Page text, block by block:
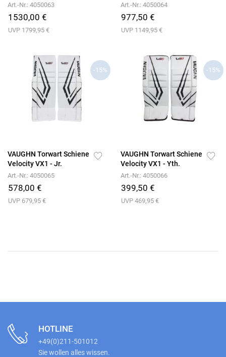
Art.-Nr.: 4050063
1530,00 €
UVP 1799,95 €
Art.-Nr.: 4050064
977,50 €
UVP 1149,95 €
-15%
VAUGHN Torwart Schiene
Velocity VX1 - Jr.
Art.-Nr.: 4050065
578,00 €
UVP 679,95 €
-15%
VAUGHN Torwart Schiene
Velocity VX1 - Yth.
Art.-Nr.: 4050066
399,50 €
UVP 469,95 €
HOTLINE
+49(0)211-501012
Sie wollen alles wissen.